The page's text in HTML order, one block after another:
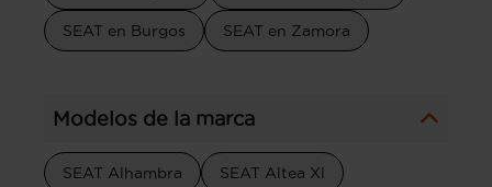
SEAT en Burgos SEAT en Zamora
Modelos de la marca
SEAT Alhambra SEAT Altea Xl